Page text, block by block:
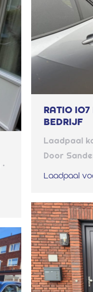
RATIO
BEDRIJF
Laadpaal
Door
Laadpaal